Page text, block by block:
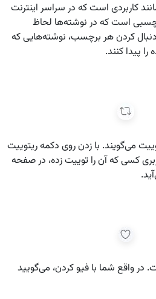
کاربردی است که در سراسر اینترنت
است که در نوشته‌ها لحاظ
دنبال کردن هر برچسب، نوشته‌هایی که
پیدا کنند.
می‌گویند. با زدن روی دکمه ریتوییت
کسی که آن را توییت زده، در صفحه
در واقع شما با فیو کردن، می‌گویید